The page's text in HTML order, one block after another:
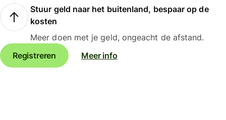
Stuur geld naar het buitenland, bespaar op de
kosten
Meer doen met je geld, ongeacht de afstand.
Registreren
Meer info